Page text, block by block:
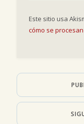
Este sitio usa
cómo se